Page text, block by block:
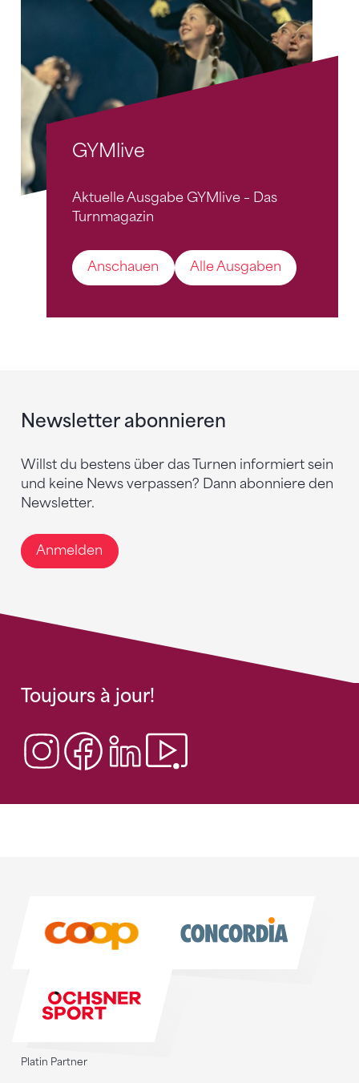
GYMlive
Aktuelle Ausgabe GYMlive – Das
Turnmagazin
Anschauen Alle Ausgaben
Newsletter abonnieren
Willst du bestens über das Turnen informiert sein
und keine News verpassen? Dann abonniere den
Newsletter.
Anmelden
Toujours à jour!
Platin Partner